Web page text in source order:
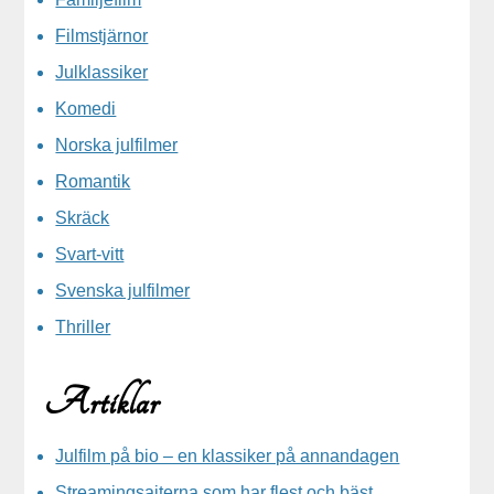
Filmstjärnor
Julklassiker
Komedi
Norska julfilmer
Romantik
Skräck
Svart-vitt
Svenska julfilmer
Thriller
Artiklar
Julfilm på bio – en klassiker på annandagen